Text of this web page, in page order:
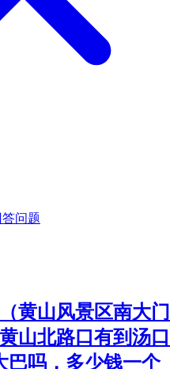
问题
黄山风景区南大门
山北路口有到汤口
巴吗，多少钱一个